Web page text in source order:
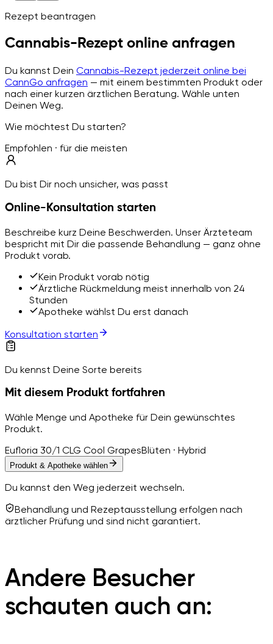
Rezept beantragen
Cannabis-Rezept online anfragen
Du kannst Dein Cannabis-Rezept jederzeit online bei
CannGo anfragen — mit einem bestimmten Produkt oder
nach einer kurzen ärztlichen Beratung. Wähle unten
Deinen Weg.
Wie möchtest Du starten?
Empfohlen · für die meisten
Du bist Dir noch unsicher, was passt
Online-Konsultation starten
Beschreibe kurz Deine Beschwerden. Unser Ärzteteam
bespricht mit Dir die passende Behandlung — ganz ohne
Produkt vorab.
Kein Produkt vorab nötig
Ärztliche Rückmeldung meist innerhalb von 24
Stunden
Apotheke wählst Du erst danach
Konsultation starten
Du kennst Deine Sorte bereits
Mit diesem Produkt fortfahren
Wähle Menge und Apotheke für Dein gewünschtes
Produkt.
Eufloria 30/1 CLG Cool GrapesBlüten · Hybrid
Produkt & Apotheke wählen
Du kannst den Weg jederzeit wechseln.
Behandlung und Rezeptausstellung erfolgen nach
ärztlicher Prüfung und sind nicht garantiert.
Andere Besucher
schauten auch an: